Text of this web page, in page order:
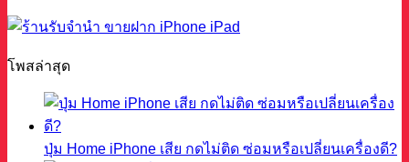
โพสล่าสุด
ปุ่ม Home iPhone เสีย กดไม่ติด ซ่อมหรือเปลี่ยนเครื่องดี?